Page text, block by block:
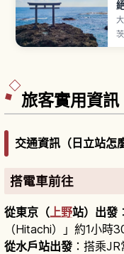
旅客實用資訊
交通資訊（日立站怎
搭電車前往
從東京（ 上野站）出發
（Hitachi）」約1小時
從水戶站出發 ：搭乘